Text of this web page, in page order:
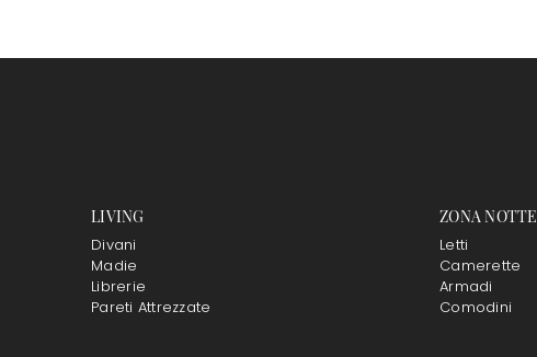
LIVING
Divani
Madie
Librerie
Pareti Attrezzate
ZONA NOTTE
Letti
Camerette
Armadi
Comodini